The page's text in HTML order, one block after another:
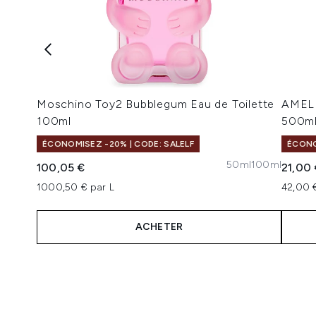
Moschino Toy2 Bubblegum Eau de Toilette
100ml
ÉCONOMISEZ -20% | CODE: SALELF
100,05 €
1000,50 € par L
50ml100ml
ACHETER
21,00
42,00